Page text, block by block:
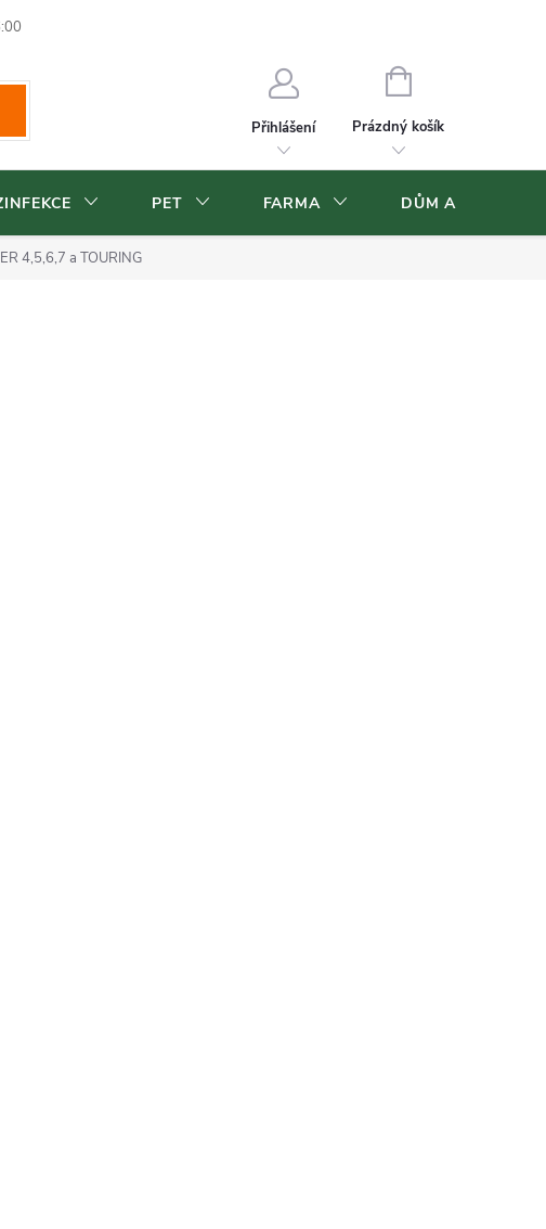
Blog
Přihlášení
NÁKUPNÍ
Prázdný košík
PET FARMA DŮM A ZAHRADA
4,5,6,7 a TOURING